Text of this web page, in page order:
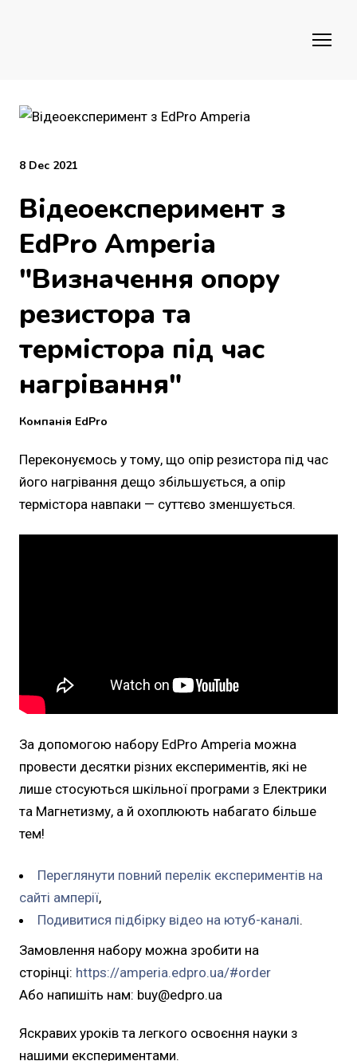
8 Dec 2021
Відеоексперимент з
EdPro Amperia
"Визначення опору
резистора та
термістора під час
нагрівання"
Компанія EdPro
Переконуємось у тому, що опір резистора під час
його нагрівання дещо збільшується, а опір
термістора навпаки — суттєво зменшується.
За допомогою набору EdPro Amperia можна
провести десятки різних експериментів, які не
лише стосуються шкільної програми з Електрики
та Магнетизму, а й охоплюють набагато більше
тем!
Переглянути повний перелік експериментів на
сайті амперії,
Подивитися підбірку відео на ютуб-каналі.
Замовлення набору можна зробити на
сторінці: https://amperia.edpro.ua/#order
Або напишіть нам: buy@edpro.ua
Яскравих уроків та легкого освоєння науки з
нашими експериментами.